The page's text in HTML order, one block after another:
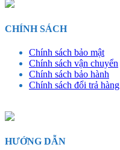
CHÍNH SÁCH
Chính sách bảo mật
Chính sách vận chuyển
Chính sách bảo hành
Chính sách đổi trả hàng
HƯỚNG DẪN